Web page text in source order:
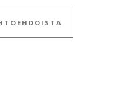
Tällä tuotteella